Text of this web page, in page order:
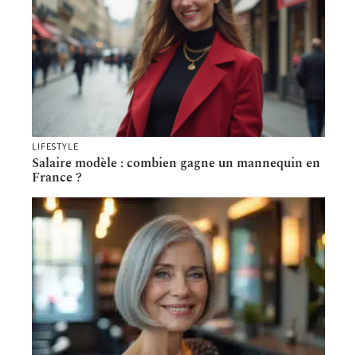
LIFESTYLE
Salaire modèle : combien gagne un mannequin en
France ?